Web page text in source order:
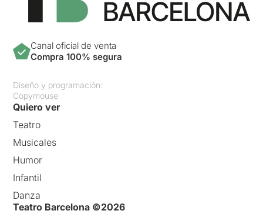
Canal oficial de venta
Compra 100% segura
Diseño y programación:
Copymouse
Quiero ver
Teatro
Musicales
Humor
Infantil
Danza
Teatro Barcelona ©2026